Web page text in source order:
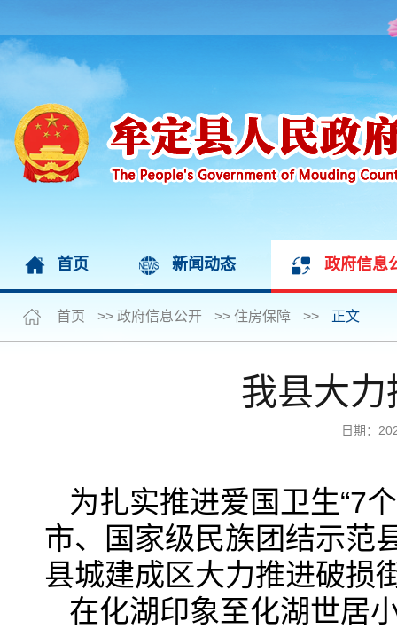
首页 新闻动态 政府信息
首页 >> 政府信息公开 >> 住房保障 >> 正文
我县大
日期：
为扎实推进爱国卫生“7
市、国家级民族团结示范
县城建成区大力推进破损
在化湖印象至化湖世居